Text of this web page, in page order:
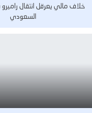
خلاف مالي يعرقل انتقال راميرو
السعودي